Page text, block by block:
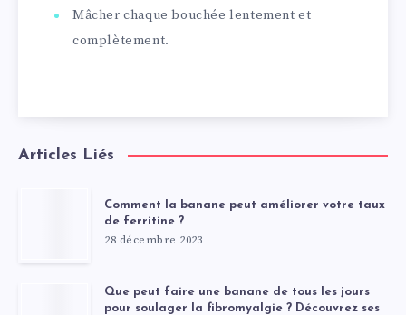
Mâcher chaque bouchée lentement et
complètement.
Articles Liés
Comment la banane peut améliorer votre taux
de ferritine ?
28 décembre 2023
Que peut faire une banane de tous les jours
pour soulager la fibromyalgie ? Découvrez ses